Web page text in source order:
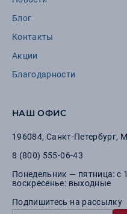
Блог
Контакты
Акции
Благодарности
НАШ ОФИС
196084, Санкт-Петербург,
8 (800) 555-06-43
Понедельник — пятница: с
воскресенье: выходные
Подпишитесь на рассылку